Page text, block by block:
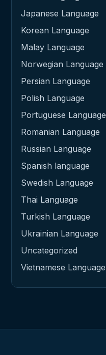
Japanese Language
Korean Language
Malay Language
Norwegian Language
Persian Language
Polish Language
Portuguese Language
Romanian Language
Russian Language
Spanish language
Swedish Language
Thai Language
Turkish Language
Ukrainian Language
Uncategorized
Vietnamese Language